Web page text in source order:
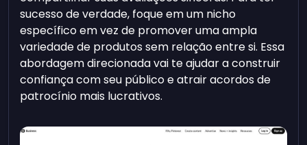
sucesso de verdade, foque em um nicho
específico em vez de promover uma ampla
variedade de produtos sem relação entre si. Essa
abordagem direcionada vai te ajudar a construir
confiança com seu público e atrair acordos de
patrocínio mais lucrativos.